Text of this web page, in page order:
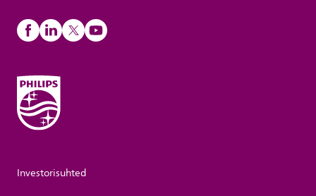
Investorisuhted